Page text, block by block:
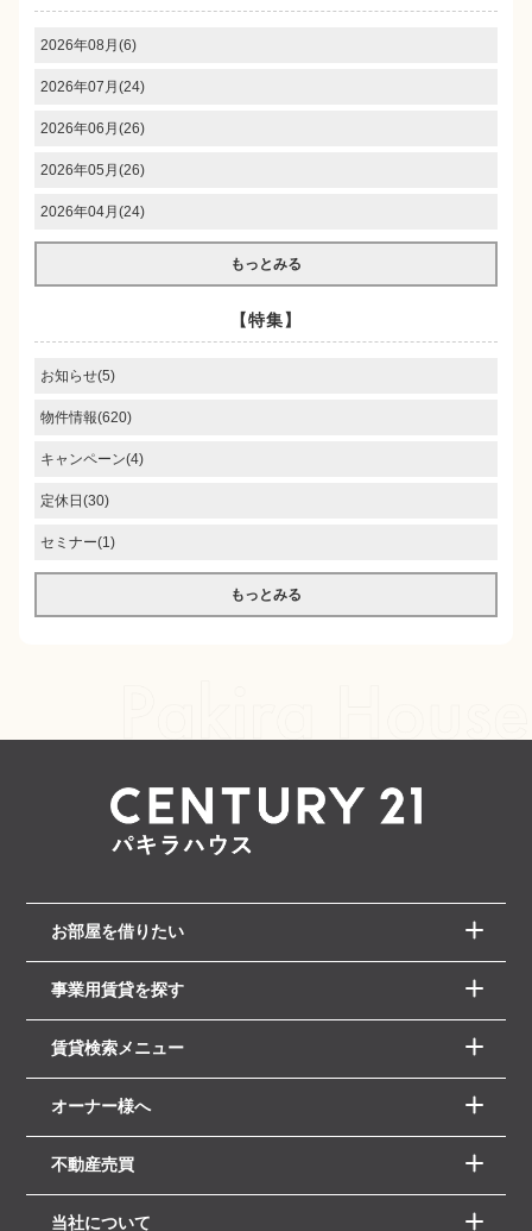
2026年08月(6)
2026年07月(24)
2026年06月(26)
2026年05月(26)
2026年04月(24)
もっとみる
【特集】
お知らせ(5)
物件情報(620)
キャンペーン(4)
定休日(30)
セミナー(1)
もっとみる
お部屋を借りたい
事業用賃貸を探す
賃貸検索メニュー
オーナー様へ
不動産売買
当社について